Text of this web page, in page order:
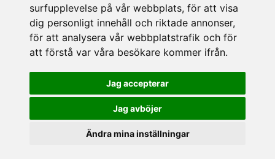
surfupplevelse på vår webbplats, för att visa
dig personligt innehåll och riktade annonser,
för att analysera vår webbplatstrafik och för
att förstå var våra besökare kommer ifrån.
Jag accepterar
Jag avböjer
Ändra mina inställningar